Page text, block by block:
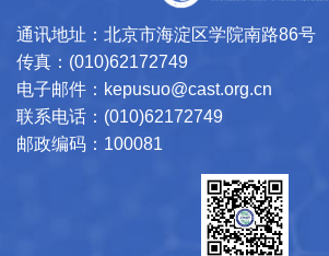
通讯地址：北京市海淀区学院南路86号
传真：(010)62172749
电子邮件：kepusuo@cast.org.cn
联系电话：(010)62172749
邮政编码：100081